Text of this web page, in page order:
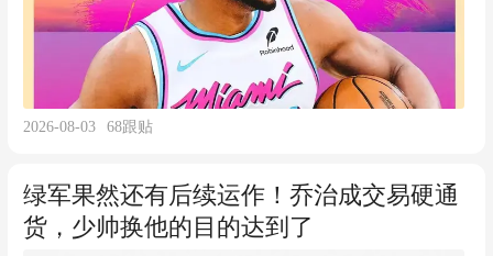
2026-08-03 68跟贴
绿军果然还有后续运作！乔治成交易硬通
货，少帅换他的目的达到了